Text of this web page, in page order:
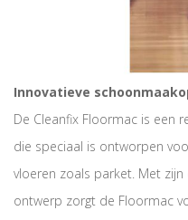
Innovatieve
De Cleanfix Floormac is een
die speciaal is ontworpen
vloeren zoals parket. Met
ontwerp zorgt de Floormac